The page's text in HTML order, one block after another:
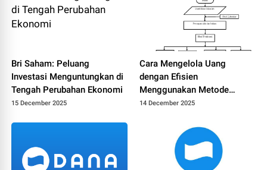
Bri Saham: Peluang
Investasi Menguntungkan di
Tengah Perubahan Ekonomi
15 December 2025
Cara Mengelola Uang
dengan Efisien
Menggunakan Metode
Rectoverso
14 December 2025